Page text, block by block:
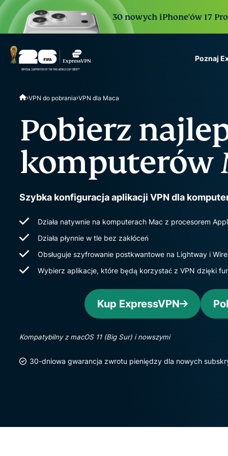
30 nowych iPhone'ów 17
Poznaj
scale.
VPN do pobrania VPN dla Maca
Pobierz
komputerów
Szybka konfiguracja aplikacji VPN dla
Działa natywnie na komputerach Mac z procesorem
Działa płynnie w tle bez zakłóceń
Obsługuje szyfrowanie postkwantowe na Lightway i
Wybierz aplikacje, które będą korzystać z VPN dzięki
Kup ExpressVPN
Kompatybilny z macOS 11 (Big Sur) i nowszymi
30-dniowa gwarancja zwrotu pieniędzy dla nowych